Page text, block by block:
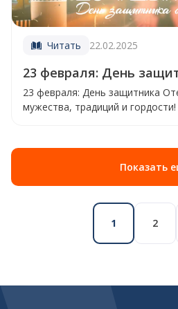
Читать 22.02.2025
23 февраля: День
23 февраля: День защитника
мужества, традиций и гордости!
Показать
1 2